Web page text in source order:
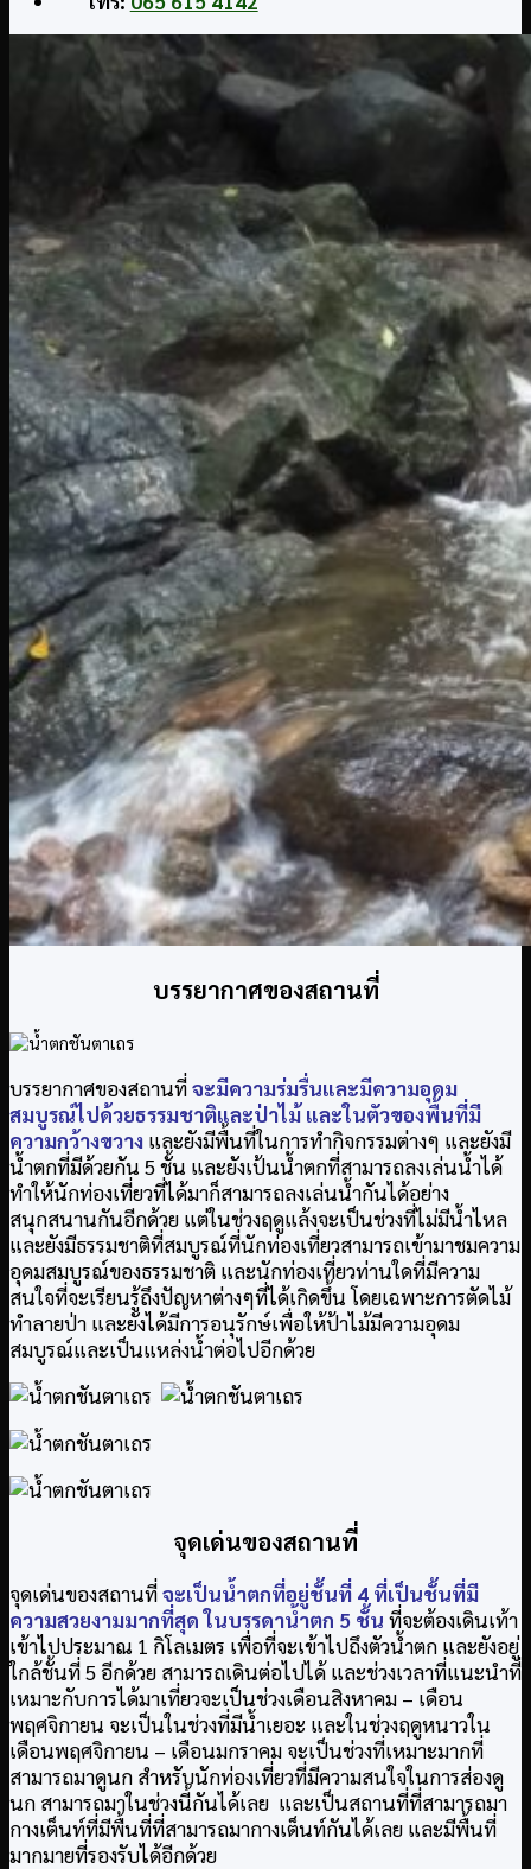
บรรยากาศของสถานที่
บรรยากาศของสถานที่จะมีความร่มรื่นและมีความอุดม
สมบูรณ์ไปด้วยธรรมชาติและป่าไม้ และในตัวของพื้นที่มี
ความกว้างขวาง และยังมีพื้นที่ในการทำกิจกรรมต่างๆ และยังมี
น้ำตกที่มีด้วยกัน 5 ชั้น และยังเป้นน้ำตกที่สามารถลงเล่นน้ำได้
ทำให้นักท่องเที่ยวที่ได้มาก็สามารถลงเล่นน้ำกันได้อย่าง
สนุกสนานกันอีกด้วย แต่ในช่วงฤดูแล้งจะเป็นช่วงที่ไม่มีน้ำไหล
และยังมีธรรมชาติที่สมบูรณ์ที่นักท่องเที่ยวสามารถเข้ามาชมความ
อุดมสมบูรณ์ของธรรมชาติ และนักท่องเที่ยวท่านใดที่มีความ
สนใจที่จะเรียนรู้ถึงปัญหาต่างๆที่ได้เกิดขึ้น โดยเฉพาะการตัดไม้
ทำลายป่า และยังได้มีการอนุรักษ์เพื่อให้ป้าไม้มีความอุดม
สมบูรณ์และเป็นแหล่งน้ำต่อไปอีกด้วย
จุดเด่นของสถานที่
จุดเด่นของสถานที่จะเป็นน้ำตกที่อยู่ชั้นที่ 4 ที่เป็นชั้นที่มี
ความสวยงามมากที่สุด ในบรรดาน้ำตก 5 ชั้น ที่จะต้องเดินเท้า
เข้าไปประมาณ 1 กิโลเมตร เพื่อที่จะเข้าไปถึงตัวน้ำตก และยังอยู่
ใกล้ชั้นที่ 5 อีกด้วย สามารถเดินต่อไปได้ และช่วงเวลาที่แนะนำที่
เหมาะกับการได้มาเที่ยวจะเป็นช่วงเดือนสิงหาคม – เดือน
พฤศจิกายน จะเป็นในช่วงที่มีน้ำเยอะ และในช่วงฤดูหนาวใน
เดือนพฤศจิกายน – เดือนมกราคม จะเป็นช่วงที่เหมาะมากที่
สามารถมาดูนก สำหรับนักท่องเที่ยวที่มีความสนใจในการส่องดู
นก สามารถมาในช่วงนี้กันได้เลย และเป็นสถานที่ที่สามารถมา
กางเต็นท์ที่มีพื้นที่ที่สามารถมากางเต็นท์กันได้เลย และมีพื้นที่
มากมายที่รองรับได้อีกด้วย